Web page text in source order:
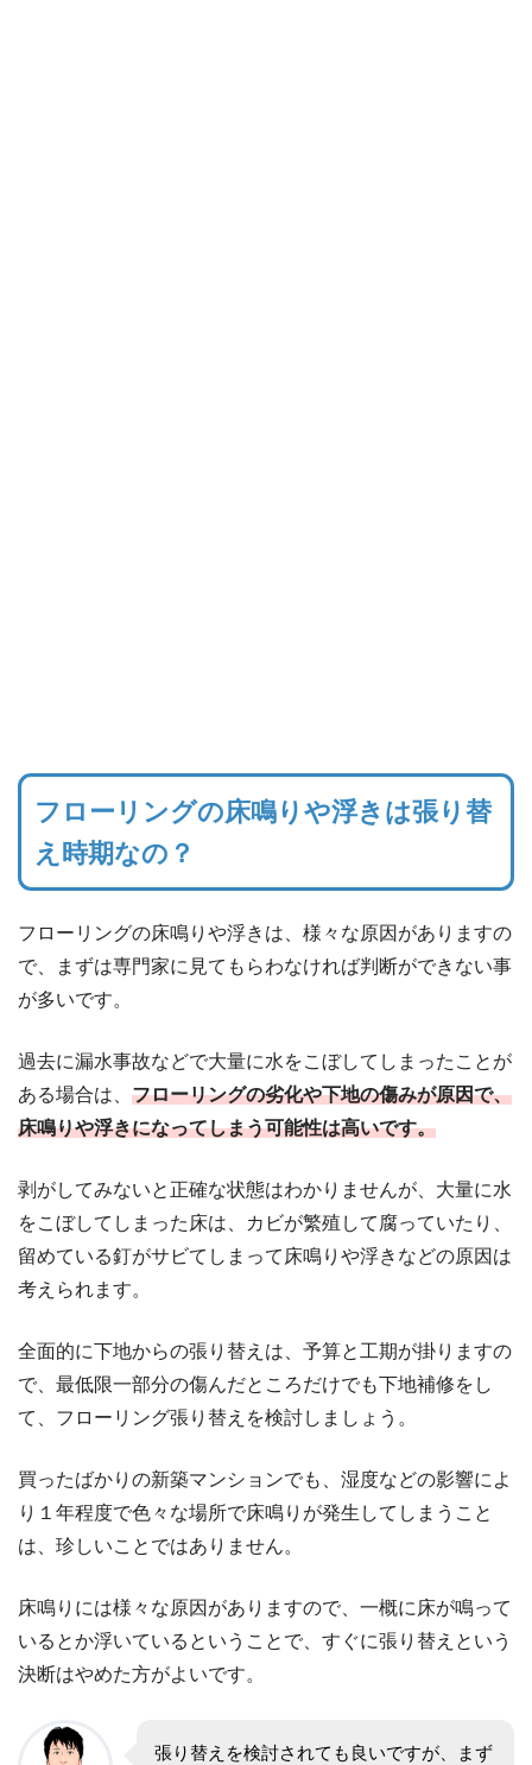
フローリングの床鳴りや浮きは張り替
え時期なの？
フローリングの床鳴りや浮きは、様々な原因がありますの
で、まずは専門家に見てもらわなければ判断ができない事
が多いです。
過去に漏水事故などで大量に水をこぼしてしまったことが
ある場合は、 フローリングの劣化や下地の傷みが原因で、
床鳴りや浮きになってしまう可能性は高いです。
剥がしてみないと正確な状態はわかりませんが、大量に水
をこぼしてしまった床は、カビが繁殖して腐っていたり、
留めている釘がサビてしまって床鳴りや浮きなどの原因は
考えられます。
全面的に下地からの張り替えは、予算と工期が掛りますの
で、最低限一部分の傷んだところだけでも下地補修をし
て、フローリング張り替えを検討しましょう。
買ったばかりの新築マンションでも、湿度などの影響によ
り１年程度で色々な場所で床鳴りが発生してしまうこと
は、珍しいことではありません。
床鳴りには様々な原因がありますので、一概に床が鳴って
いるとか浮いているということで、すぐに張り替えという
決断はやめた方がよいです。
張り替えを検討されても良いですが、まず